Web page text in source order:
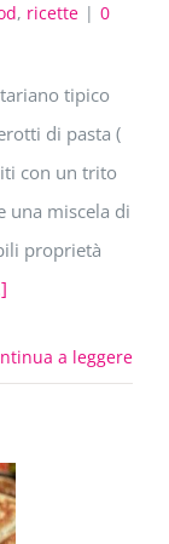
, ricette | 0
tipico
di pasta (
con un trito
una miscela di
proprietà
a leggere